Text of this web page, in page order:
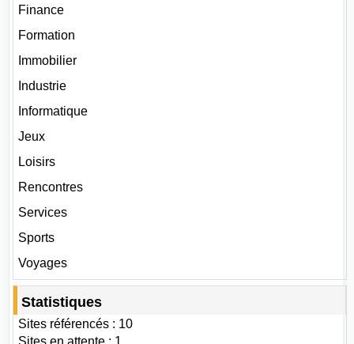
Finance
Formation
Immobilier
Industrie
Informatique
Jeux
Loisirs
Rencontres
Services
Sports
Voyages
Statistiques
Sites référencés : 10
Sites en attente : 1